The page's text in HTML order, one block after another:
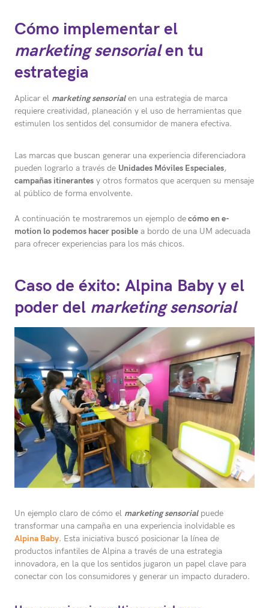
Cómo implementar el
marketing sensorialen tu
estrategia
Aplicar el marketing sensorialen una estrategia de marca
requiere creatividad, planeación y el uso de herramientas que
estimulen los sentidos del consumidor de manera efectiva.
Las marcas que buscan generar una experiencia diferenciadora
pueden lograrlo a través de Unidades Móviles Especiales,
campañas itinerantes y otros formatos que acerquen su mensaje
al público de forma envolvente.
A continuación te mostraremos un ejemplo decómo en e-
motion lo podemos hacer posible a bordo de una UM adecuada
para ofrecer experiencias para los más chicos.
Caso de éxito: Alpina Baby y el
poder del marketing sensorial
Un ejemplo claro de cómo el marketing sensorialpuede
transformar una campaña en una experiencia inolvidable es
Alpina Baby. Esta iniciativa buscó posicionar la línea de
productos infantiles de Alpina a través de una estrategia
innovadora, en la que los sentidos jugaron un papel clave para
conectar con los consumidores y generar un impacto duradero.